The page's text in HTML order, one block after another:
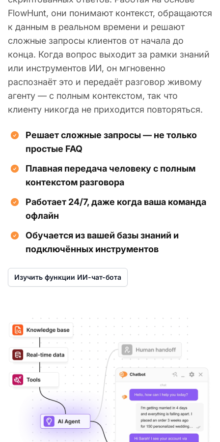
FlowHunt, они понимают контекст, обращаются
к данным в реальном времени и решают
сложные запросы клиентов от начала до
конца. Когда вопрос выходит за рамки знаний
или инструментов ИИ, он мгновенно
распознаёт это и передаёт разговор живому
агенту — с полным контекстом, так что
клиенту никогда не приходится повторяться.
Решает сложные запросы — не только
простые FAQ
Плавная передача человеку с полным
контекстом разговора
Работает 24/7, даже когда ваша команда
офлайн
Обучается из вашей базы знаний и
подключённых инструментов
Изучить функции ИИ-чат-бота